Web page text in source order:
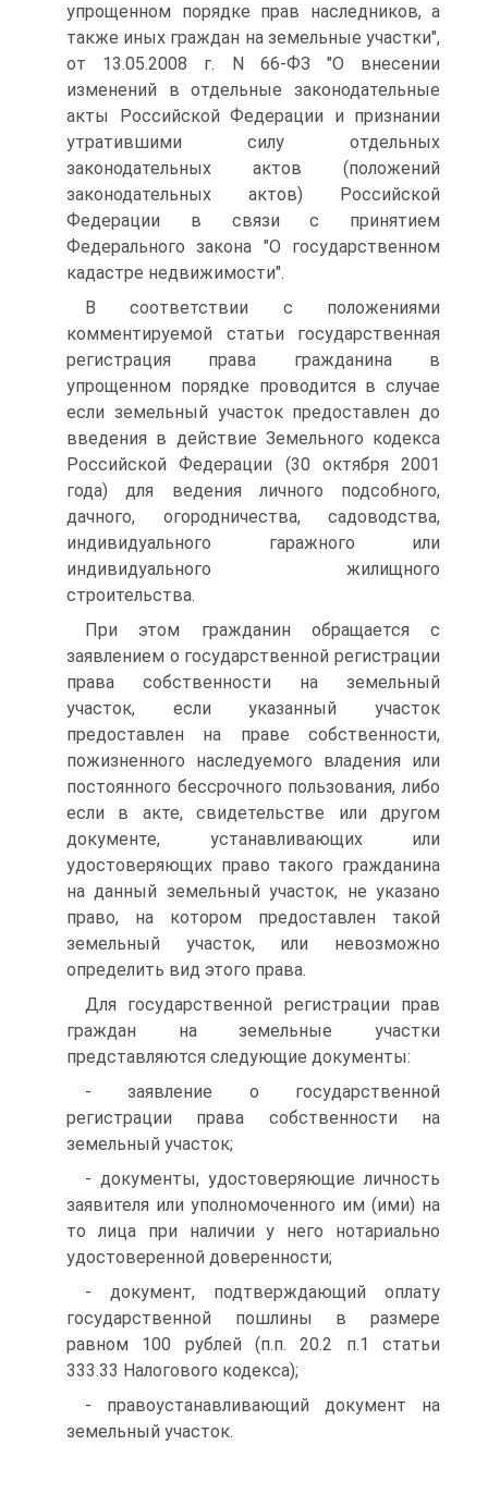
упрощенном порядке прав наследников, а
также иных граждан на земельные участки",
от 13.05.2008 г. N 66-ФЗ "О внесении
изменений в отдельные законодательные
акты Российской Федерации и признании
утратившими силу отдельных
законодательных актов (положений
законодательных актов) Российской
Федерации в связи с принятием
Федерального закона "О государственном
кадастре недвижимости".
В соответствии с положениями
комментируемой статьи государственная
регистрация права гражданина в
упрощенном порядке проводится в случае
если земельный участок предоставлен до
введения в действие Земельного кодекса
Российской Федерации (30 октября 2001
года) для ведения личного подсобного,
дачного, огородничества, садоводства,
индивидуального гаражного или
индивидуального жилищного
строительства.
При этом гражданин обращается с
заявлением о государственной регистрации
права собственности на земельный
участок, если указанный участок
предоставлен на праве собственности,
пожизненного наследуемого владения или
постоянного бессрочного пользования, либо
если в акте, свидетельстве или другом
документе, устанавливающих или
удостоверяющих право такого гражданина
на данный земельный участок, не указано
право, на котором предоставлен такой
земельный участок, или невозможно
определить вид этого права.
Для государственной регистрации прав
граждан на земельные участки
представляются следующие документы:
- заявление о государственной
регистрации права собственности на
земельный участок;
- документы, удостоверяющие личность
заявителя или уполномоченного им (ими) на
то лица при наличии у него нотариально
удостоверенной доверенности;
- документ, подтверждающий оплату
государственной пошлины в размере
равном 100 рублей (п.п. 20.2 п.1 статьи
333.33 Налогового кодекса);
- правоустанавливающий документ на
земельный участок.